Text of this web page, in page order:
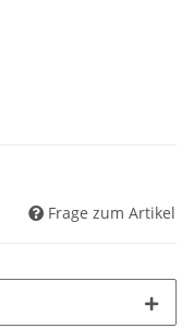
Frage zum Artikel